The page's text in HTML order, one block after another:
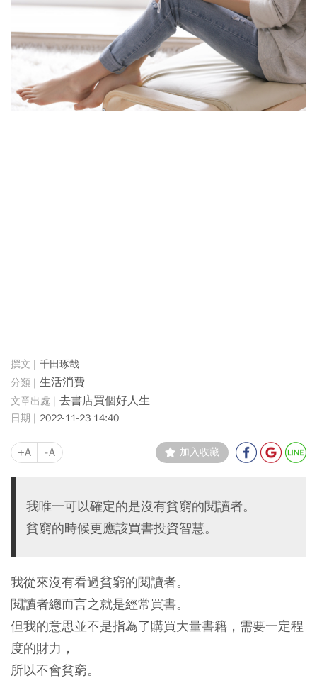
千田琢哉
生活消費
去書店買個好人生
2022-11-23 14:40
+A -A 加入收藏
我唯一可以確定的是沒有貧窮的閱讀者。
貧窮的時候更應該買書投資智慧。
我從來沒有看過貧窮的閱讀者。
閱讀者總而言之就是經常買書。
但我的意思並不是指為了購買大量書籍，需要一定程
度的財力，
所以不會貧窮。